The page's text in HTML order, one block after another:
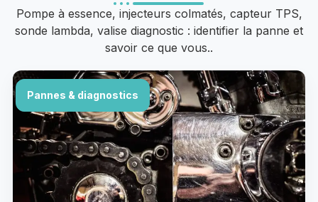
Pompe à essence, injecteurs colmatés, capteur TPS,
sonde lambda, valise diagnostic : identifier la panne et
savoir ce que vous..
Pannes & diagnostics